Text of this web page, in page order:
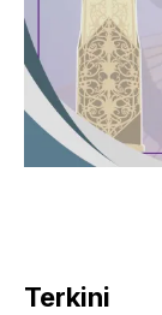
Terkini